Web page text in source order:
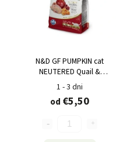
N&D GF PUMPKIN cat
NEUTERED Quail &
Pomegranate
1 - 3 dni
od €5,50